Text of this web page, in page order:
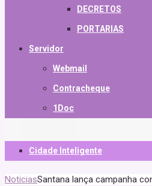
DECRETOS
PORTARIAS
Servidor
Webmail
Contracheque
1Doc
Cidade Inteligente
NoticiasSantana lança campanha